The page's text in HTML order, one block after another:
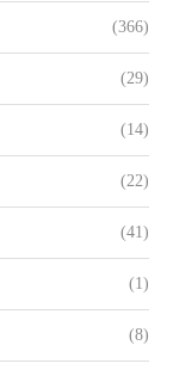
(366)
(29)
(14)
(22)
(41)
(1)
(8)